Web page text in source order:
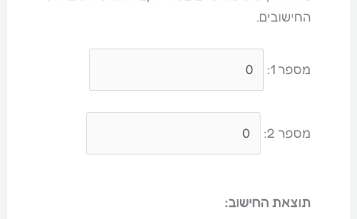
החישובים.
מספר 1:
מספר 2:
תוצאת החישוב: